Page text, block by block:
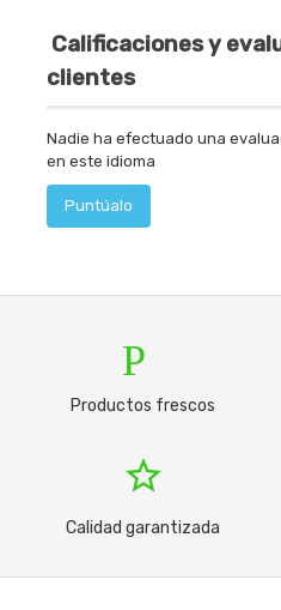
Calificaciones y
clientes
Nadie ha efectuado una
en este idioma
Puntúalo
Productos frescos
star_border
Calidad garantizada